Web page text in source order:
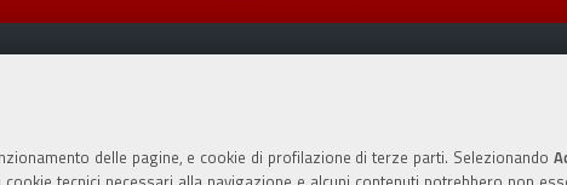
delle pagine, e cookie di profilazione di terze parti. Selezionando